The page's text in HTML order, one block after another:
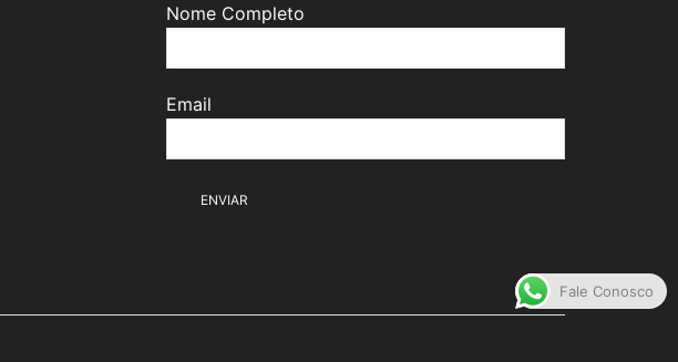
Nome Completo
Email
Fale Conosco